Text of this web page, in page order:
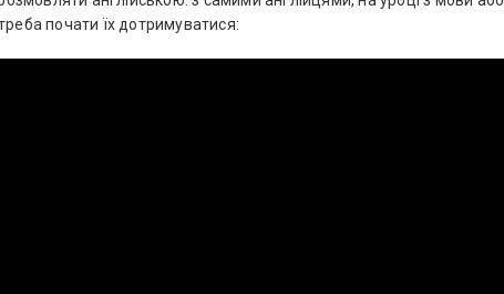
почати їх дотримуватися: